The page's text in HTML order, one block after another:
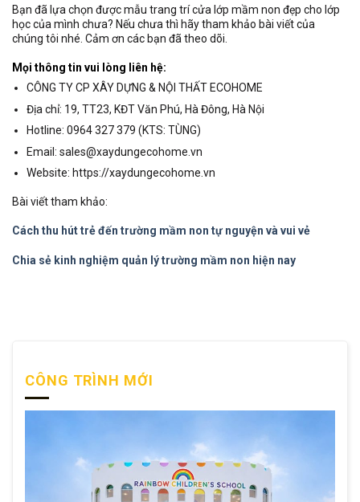
Bạn đã lựa chọn được mẫu trang trí cửa lớp mầm non đẹp cho lớp
học của mình chưa? Nếu chưa thì hãy tham khảo bài viết của
chúng tôi nhé. Cảm ơn các bạn đã theo dõi.
Mọi thông tin vui lòng liên hệ:
CÔNG TY CP XÂY DỰNG & NỘI THẤT ECOHOME
Địa chỉ: 19, TT23, KĐT Văn Phú, Hà Đông, Hà Nội
Hotline: 0964 327 379 (KTS: TÙNG)
Email: sales@xaydungecohome.vn
Website: https://xaydungecohome.vn
Bài viết tham khảo:
Cách thu hút trẻ đến trường mầm non tự nguyện và vui vẻ
Chia sẻ kinh nghiệm quản lý trường mầm non hiện nay
CÔNG TRÌNH MỚI